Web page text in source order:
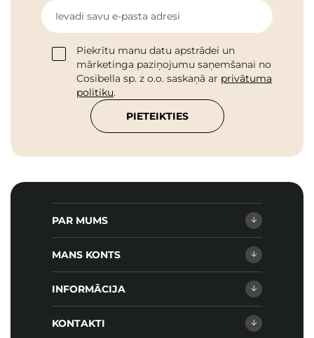
Ievadi savu e-pasta adresi
Piekrītu manu datu apstrādei un
mārketinga paziņojumu saņemšanai no
Cosibella sp. z o.o. saskaņā ar privātuma
politiku.
PIETEIKTIES
PAR MUMS
MANS KONTS
INFORMĀCIJA
KONTAKTI